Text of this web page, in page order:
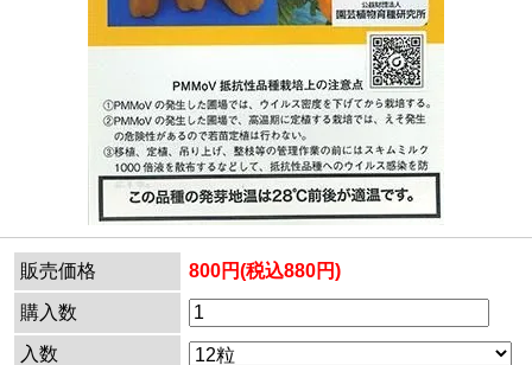
販売価格 800円(税込880円)
購入数
入数